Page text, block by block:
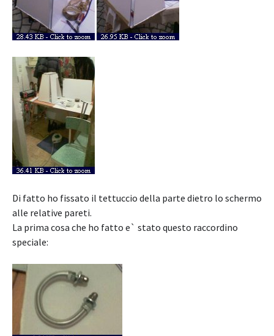
Di fatto ho fissato il tettuccio della parte dietro lo schermo
alle relative pareti.
La prima cosa che ho fatto e` stato questo raccordino
speciale: